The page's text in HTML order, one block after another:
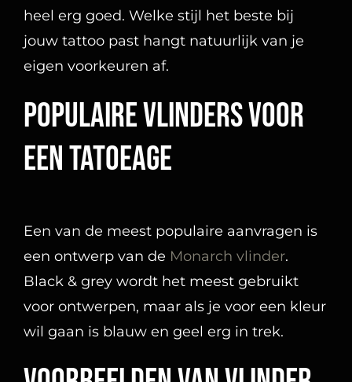
heel erg goed. Welke stijl het beste bij
jouw tattoo past hangt natuurlijk van je
eigen voorkeuren af.
Populaire vlinders voor
een tatoeage
Een van de meest populaire aanvragen is
een ontwerp van de Monarch vlinder.
Black & grey wordt het meest gebruikt
voor ontwerpen, maar als je voor een kleur
wil gaan is blauw en geel erg in trek.